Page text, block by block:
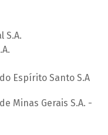
S.A.
Espírito Santo S.A
Minas Gerais S.A. -